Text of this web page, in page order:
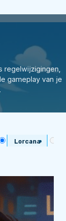
regelwijzigingen,
gameplay van je
Lorcana